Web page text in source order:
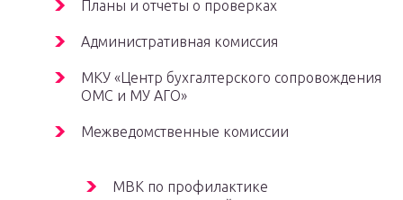
Планы и отчеты о проверках
Административная комиссия
МКУ «Центр бухгалтерского сопровождения
ОМС и МУ АГО»
Межведомственные комиссии
МВК по профилактике